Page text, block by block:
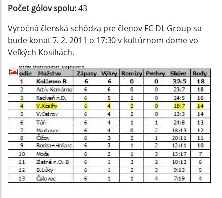
Počet gólov spolu:43
Výročná členská schôdza pre členov FC DL Group sa
bude konať 7. 2. 2011 o 17:30 v kultúrnom dome vo
Veľkých Kosihách.